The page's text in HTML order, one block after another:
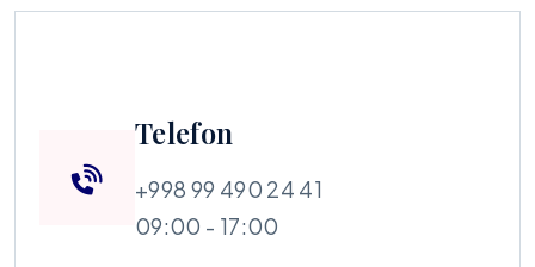
Telefon
+998 99 490 24 41
09:00 - 17:00